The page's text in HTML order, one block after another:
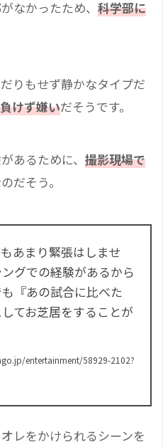
なかったため、 科学部に
りもせず静かなタイプだ
けず嫌いだそうです。
あるために、 撮影現場で
だそう。
あまり緊張はしませ
グでの経験があるから
『あの試合に比べた
てお芝居をすることが
entertainment/58929-2102?
レをかけられるシーンを